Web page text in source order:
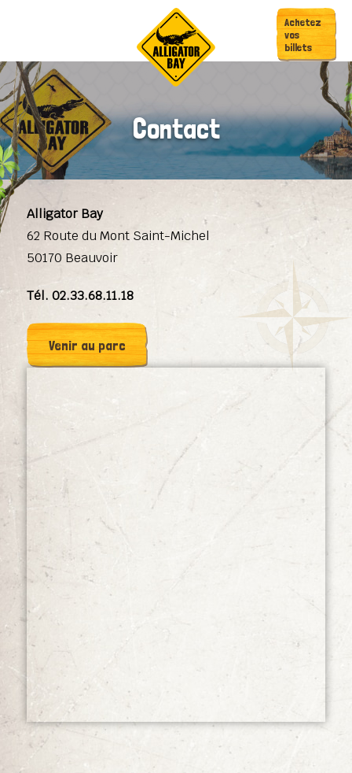
navigation
principale
principal
Achetez
vos
billets
Contact
Alligator Bay
62 Route du Mont Saint-Michel
50170 Beauvoir
Tél. 02.33.68.11.18
Venir au parc